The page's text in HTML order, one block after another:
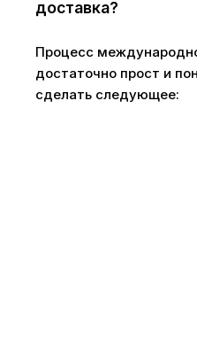
доставка?
Процесс
достаточно прост и
сделать следующее: